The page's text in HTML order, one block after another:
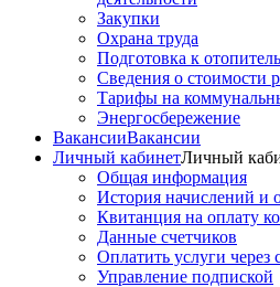
Закупки
Охрана труда
Подготовка к
Сведения о стоимости
Тарифы на
Энергосбережение
ВакансииВакансии
Личный кабинетЛичный
Общая информация
История начислений и
Квитанция на оплату
Данные счетчиков
Оплатить услуги через
Управление подпиской